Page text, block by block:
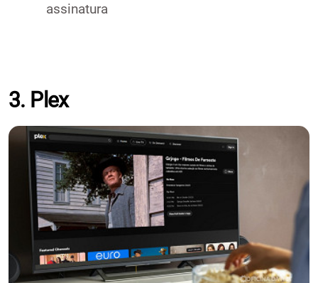
assinatura
3. Plex